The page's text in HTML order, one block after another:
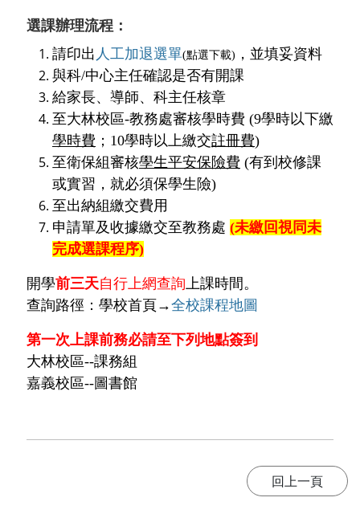
選課辦理流程：
請印出 人工加退選單(點選下載) ，並填妥資料
與科/中心主任確認是否有開課
給家長、導師、科主任核章
至大林校區-教務處審核學時費 (9學時以下繳
學時費 ；10學時以上繳交註冊費)
至衛保組審核學生平安保險費 (有到校修課
或實習，就必須保學生險)
至出納組繳交費用
申請單及收據繳交至教務處 (未繳回視同未
完成選課程序)
開學前三天自行上網查詢 上課時間。
查詢路徑：學校首頁→全校課程地圖
第一次上課前務必請至下列地點簽到
大林校區--課務組
嘉義校區--圖書館